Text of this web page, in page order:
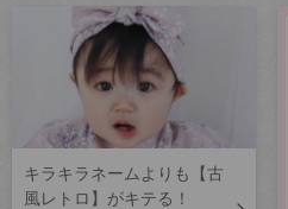
キラキラネームよりも【古
風レトロ】がキテる！